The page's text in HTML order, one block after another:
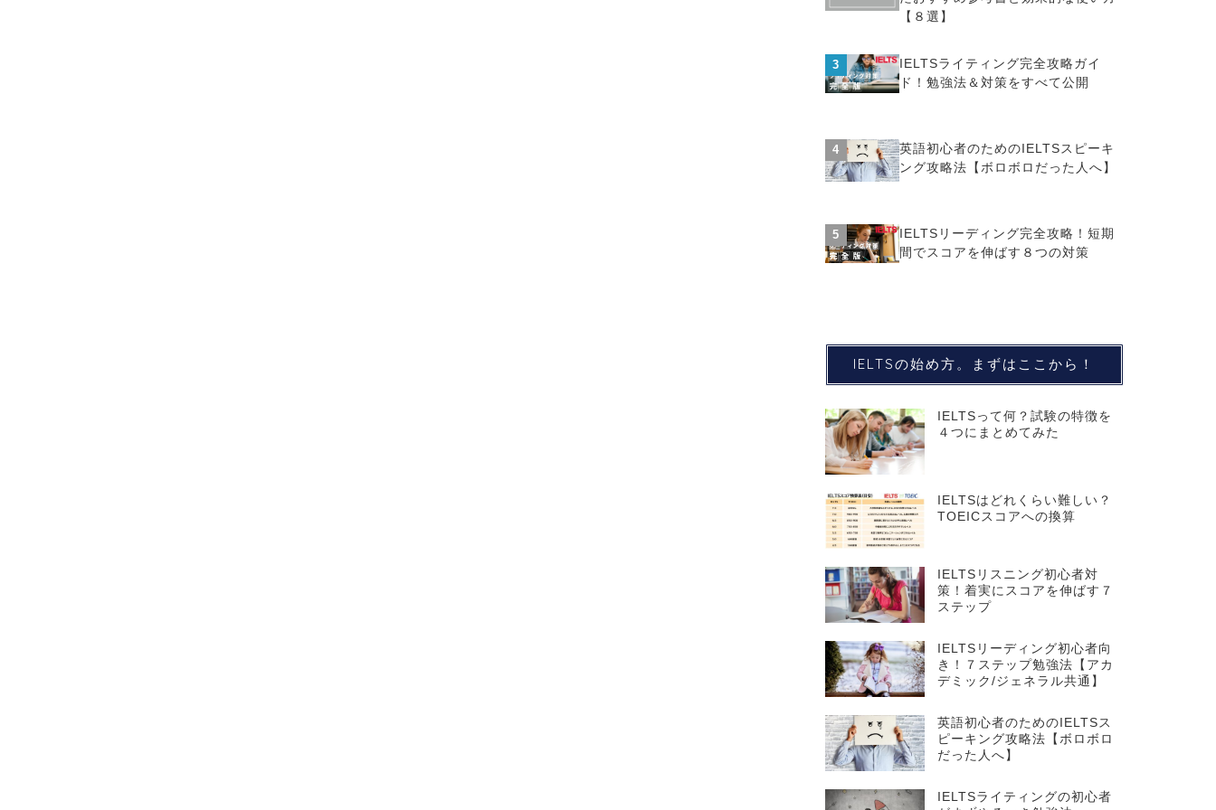
【８選】
3
IELTSライティング完全攻略ガイ
ド！勉強法＆対策をすべて公開
4
英語初心者のためのIELTSスピーキ
ング攻略法【ボロボロだった人へ】
5
IELTSリーディング完全攻略！短期
間でスコアを伸ばす８つの対策
IELTSの始め方。まずはここから！
IELTSって何？試験の特徴を
４つにまとめてみた
IELTSはどれくらい難しい？
TOEICスコアへの換算
IELTSリスニング初心者対
策！着実にスコアを伸ばす７
ステップ
IELTSリーディング初心者向
き！７ステップ勉強法【アカ
デミック/ジェネラル共通】
英語初心者のためのIELTSス
ピーキング攻略法【ボロボロ
だった人へ】
IELTSライティングの初心者